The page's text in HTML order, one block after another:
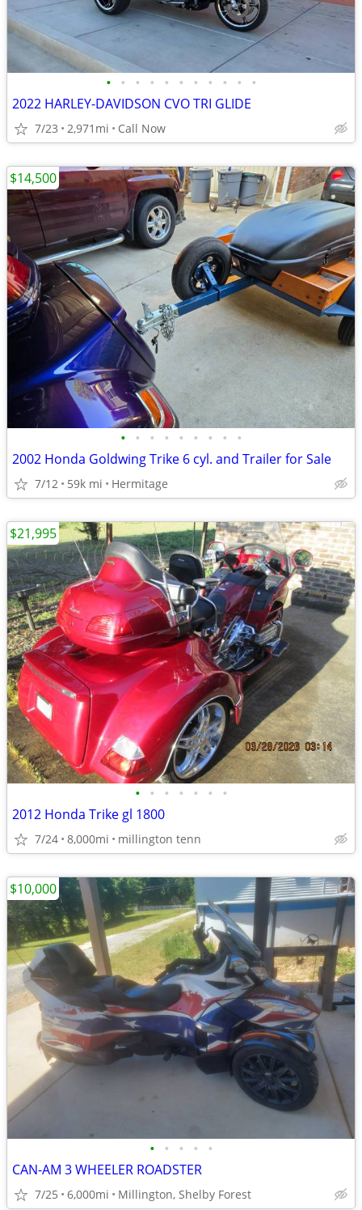
• • • • • • • • • • •
2022 HARLEY-DAVIDSON CVO TRI GLIDE
7/23 2,971mi Call Now
• • • • • • • • •
2002 Honda Goldwing Trike 6 cyl. and Trailer for Sale
7/12 59k mi Hermitage
$14,500
• • • • • • •
2012 Honda Trike gl 1800
7/24 8,000mi millington tenn
$21,995
• • • • •
CAN-AM 3 WHEELER ROADSTER
7/25 6,000mi Millington, Shelby Forest
$10,000